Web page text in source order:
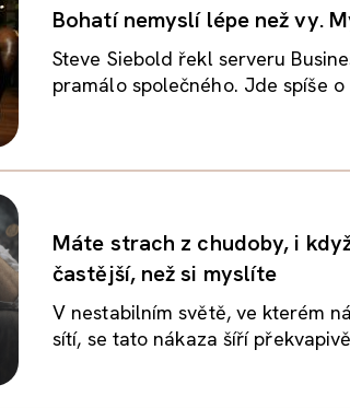
Bohatí nemyslí lépe než vy.
Steve Siebold řekl serveru
pramálo společného. Jde spíše
Máte strach z chudoby, i
častější, než si myslíte
V nestabilním světě, ve kterém
sítí, se tato nákaza šíří